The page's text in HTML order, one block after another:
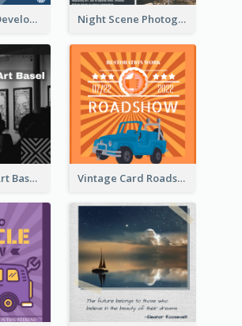
Technology Development Conference Instagram Post Night Scene Photography Exhibition Instagram Post
Confessions Art Basel Instagram Post Vintage Card Roadshow Instagram Post